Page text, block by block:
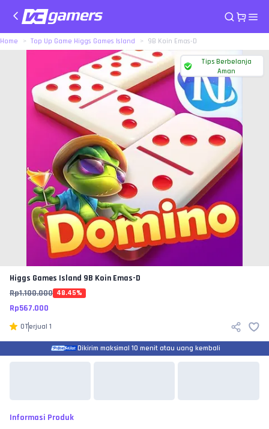
Home Top Up Game Higgs Games Island 9B Koin Emas-D
Tips Berbelanja
Aman
Higgs Games Island 9B Koin Emas-D
Rp1.100.000 48.45%
Rp567.000
0Terjual 1
Dikirim maksimal 10 menit atau uang kembali
Informasi Produk